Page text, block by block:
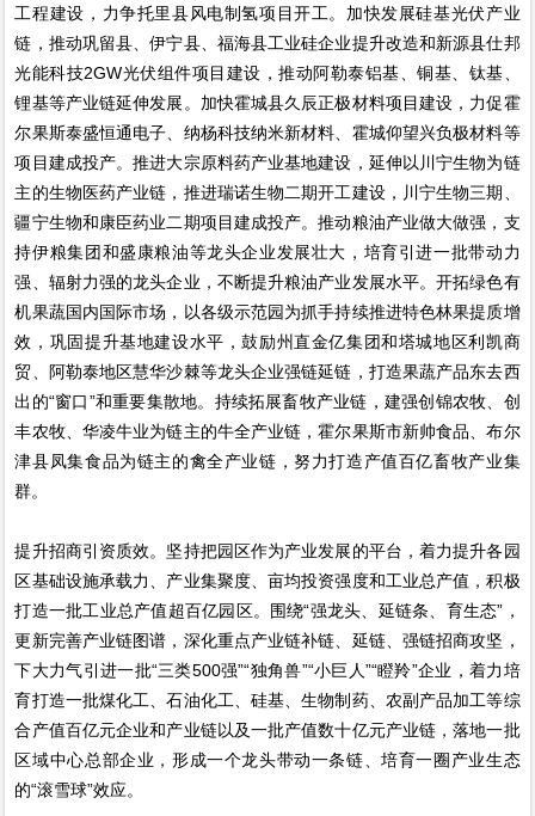
工程建设，力争托里县风电制氢项目开工。加快发展硅基光伏产业
链，推动巩留县、伊宁县、福海县工业硅企业提升改造和新源县仕邦
光能科技2GW光伏组件项目建设，推动阿勒泰铝基、铜基、钛基、
锂基等产业链延伸发展。加快霍城县久辰正极材料项目建设，力促霍
尔果斯泰盛恒通电子、纳杨科技纳米新材料、霍城仰望兴负极材料等
项目建成投产。推进大宗原料药产业基地建设，延伸以川宁生物为链
主的生物医药产业链，推进瑞诺生物二期开工建设，川宁生物三期、
疆宁生物和康臣药业二期项目建成投产。推动粮油产业做大做强，支
持伊粮集团和盛康粮油等龙头企业发展壮大，培育引进一批带动力
强、辐射力强的龙头企业，不断提升粮油产业发展水平。开拓绿色有
机果蔬国内国际市场，以各级示范园为抓手持续推进特色林果提质增
效，巩固提升基地建设水平，鼓励州直金亿集团和塔城地区利凯商
贸、阿勒泰地区慧华沙棘等龙头企业强链延链，打造果蔬产品东去西
出的“窗口”和重要集散地。持续拓展畜牧产业链，建强创锦农牧、创
丰农牧、华凌牛业为链主的牛全产业链，霍尔果斯市新帅食品、布尔
津县凤集食品为链主的禽全产业链，努力打造产值百亿畜牧产业集
群。
提升招商引资质效。坚持把园区作为产业发展的平台，着力提升各园
区基础设施承载力、产业集聚度、亩均投资强度和工业总产值，积极
打造一批工业总产值超百亿园区。围绕“强龙头、延链条、育生态”，
更新完善产业链图谱，深化重点产业链补链、延链、强链招商攻坚，
下大力气引进一批“三类500强”“独角兽”“小巨人”“瞪羚”企业，着力培
育打造一批煤化工、石油化工、硅基、生物制药、农副产品加工等综
合产值百亿元企业和产业链以及一批产值数十亿元产业链，落地一批
区域中心总部企业，形成一个龙头带动一条链、培育一圈产业生态
的“滚雪球”效应。